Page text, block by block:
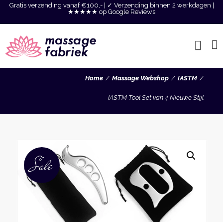
Gratis verzending vanaf €100,- | ✓ Verzending binnen 2 werkdagen |
★★★★★ op Google Reviews
Home Massage Webshop IASTM
IASTM Tool Set van 4 Nieuwe Stijl
Sale